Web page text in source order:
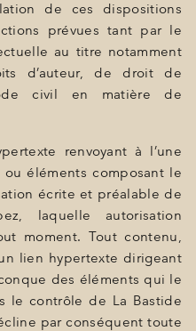
de ces dispositions
prévues tant par le
au titre notamment
d’auteur, de droit de
civil en matière de
renvoyant à l’une
éléments composant le
écrite et préalable de
laquelle autorisation
moment. Tout contenu,
lien hypertexte dirigeant
des éléments qui le
le contrôle de La Bastide
par conséquent toute